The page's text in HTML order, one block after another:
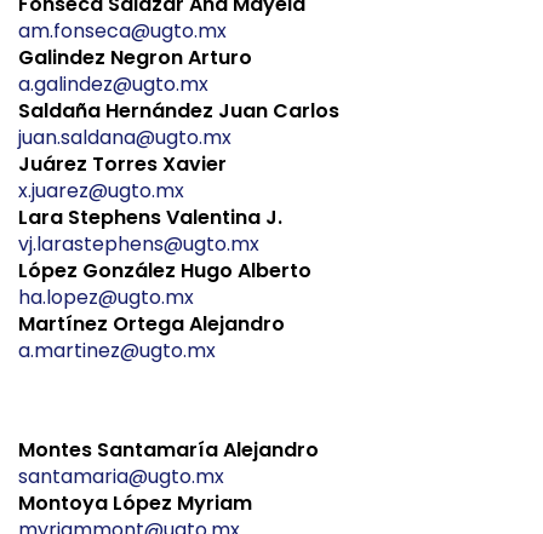
am.fonseca@ugto.mx
Galindez Negron Arturo
a.galindez@ugto.mx
Saldaña Hernández Juan Carlos
juan.saldana@ugto.mx
Juárez Torres Xavier
x.juarez@ugto.mx
Lara Stephens Valentina J.
vj.larastephens@ugto.mx
López González Hugo Alberto
ha.lopez@ugto.mx
Martínez Ortega Alejandro
a.martinez@ugto.mx
Montes Santamaría Alejandro
santamaria@ugto.mx
Montoya López Myriam